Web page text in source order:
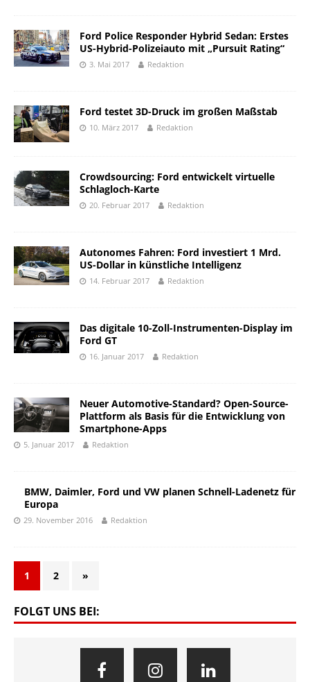
Ford Police Responder Hybrid Sedan: Erstes
US-Hybrid-Polizeiauto mit „Pursuit Rating“
3. Mai 2017 Redaktion
Ford testet 3D-Druck im großen Maßstab
10. März 2017 Redaktion
Crowdsourcing: Ford entwickelt virtuelle
Schlagloch-Karte
20. Februar 2017 Redaktion
Autonomes Fahren: Ford investiert 1 Mrd.
US-Dollar in künstliche Intelligenz
14. Februar 2017 Redaktion
Das digitale 10-Zoll-Instrumenten-Display im
Ford GT
16. Januar 2017 Redaktion
Neuer Automotive-Standard? Open-Source-
Plattform als Basis für die Entwicklung von
Smartphone-Apps
5. Januar 2017 Redaktion
BMW, Daimler, Ford und VW planen Schnell-Ladenetz für
Europa
29. November 2016 Redaktion
1 2 »
FOLGT UNS BEI: